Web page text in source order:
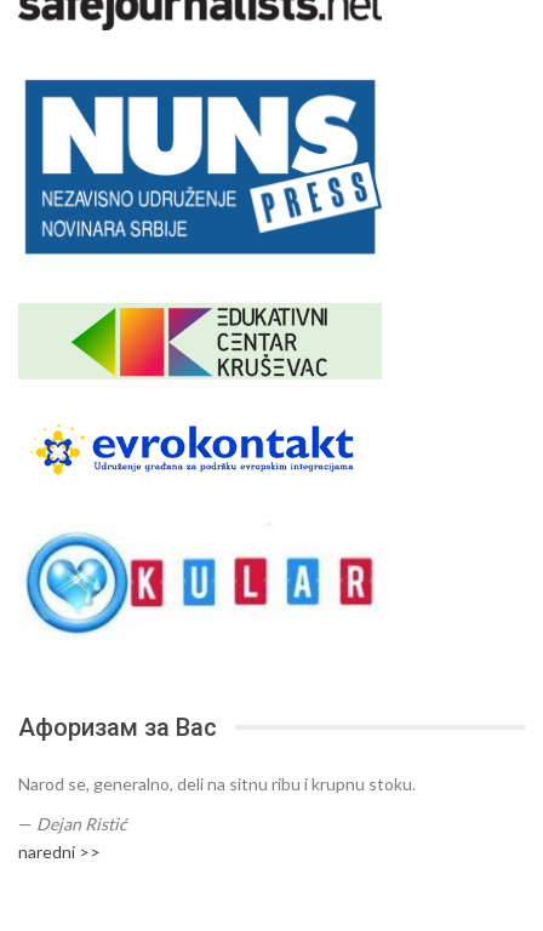
Афоризам за Вас
Narod se, generalno, deli na sitnu ribu i krupnu stoku.
— Dejan Ristić
naredni >>